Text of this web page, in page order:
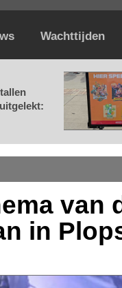
Wachttijden
van
in